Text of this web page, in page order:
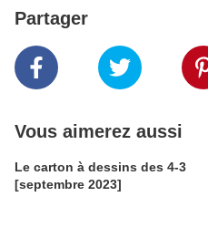
Partager
Vous aimerez aussi
Le carton à dessins des 4-3
[septembre 2023]